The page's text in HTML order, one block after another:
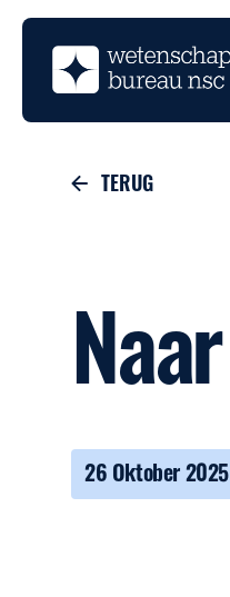
TERUG
26 Oktober 2025